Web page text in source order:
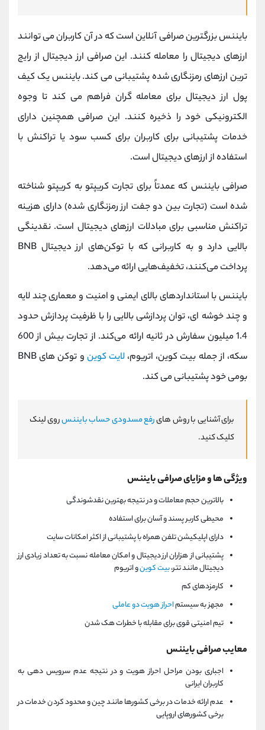
بایننس بزرگترین صرافی آنلاین است که در آن کاربران می توانند
ارزهای دیجیتال را معامله کنند. این صرافی ارز دیجیتال از رایج
ترین ارزهای رمزنگاری شده پشتیبانی می کند. بایننس یک کیف
پول ارز دیجیتال برای معامله گران فراهم می کند تا وجوه
الکترونیکی خود را ذخیره کنند. این صرافی همچنین دارای
خدمات پشتیبانی برای کاربران برای کسب سود یا تراکنش با
استفاده از ارزهای دیجیتال است.
صرافی بایننس که عمدتاً برای تجارت کریپتو به کریپتو شناخته
شده است (تجارت بین دو جفت ارز رمزنگاری شده) دارای هزینه
تراکنش مناسبی برای مبادلات ارزهای دیجیتال است. نقدینگی
بالایی دارد و به کاربرانی که با توکن‌های ارز دیجیتال BNB
پرداخت می‌کنند، تخفیف‌هایی ارائه می‌دهد.
بایننس با استانداردهای بالای ایمنی و امنیت و معماری چند لایه
و چند خوشه ای، توان پردازشی بالایی را با ظرفیت پردازش حدود
1.4 میلیون سفارش در ثانیه ارائه می‌کند. از تجارت بیش از 600
سکه، از جمله بیت کوین، اتریوم،لایت کوین
و توکن های BNB
بومی خود پشتیبانی می کند.
برای آشنایی با روش هایرفع مسدودی حساب بایننسروی لینک
کلیک کنید.
ویژگی ها و مزایای صرافی بایننس
بالاترین حجم معاملات و در نتیجه بهترین نقدشوندگی
محیطی کاربر پسند و آسان برای استفاده
دارای اپلیکیشن تلفن همراه با پشتیبانی از اکثر امکانات سایت
پشتیبانی از هزاران ارز دیجیتال و امکان معامله نسبت به تعداد زیادی ارز
دیجیتال مانند تتر،بیت کوینو اتریوم
کارمزدهای کم
مجهز به سیستماحراز هویت دو عاملی
تیم امنیتی قوی برای مقابله با خطرات هک شدن
معایب صرافی بایننس
اجباری بودن مراحل احراز هویت و در نتیجه عدم سرویس دهی به
کاربران ایرانی
عدم ارائه خدمات در برخی کشورها مانند چین و محدود کردن خدمات در
برخی کشورهای اروپایی